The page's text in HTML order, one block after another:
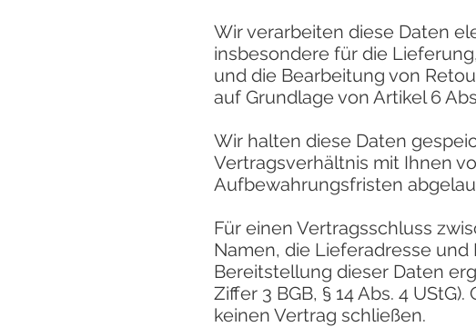
Wir verarbeiten diese Daten
insbesondere für die
und die Bearbeitung von
auf Grundlage von Artikel 6
Wir halten diese Daten
Vertragsverhältnis mit Ihnen
Aufbewahrungsfristen
Für einen Vertragsschluss
Namen, die Lieferadresse
Bereitstellung dieser Daten
Ziffer 3 BGB, § 14 Abs. 4
keinen Vertrag schließen.